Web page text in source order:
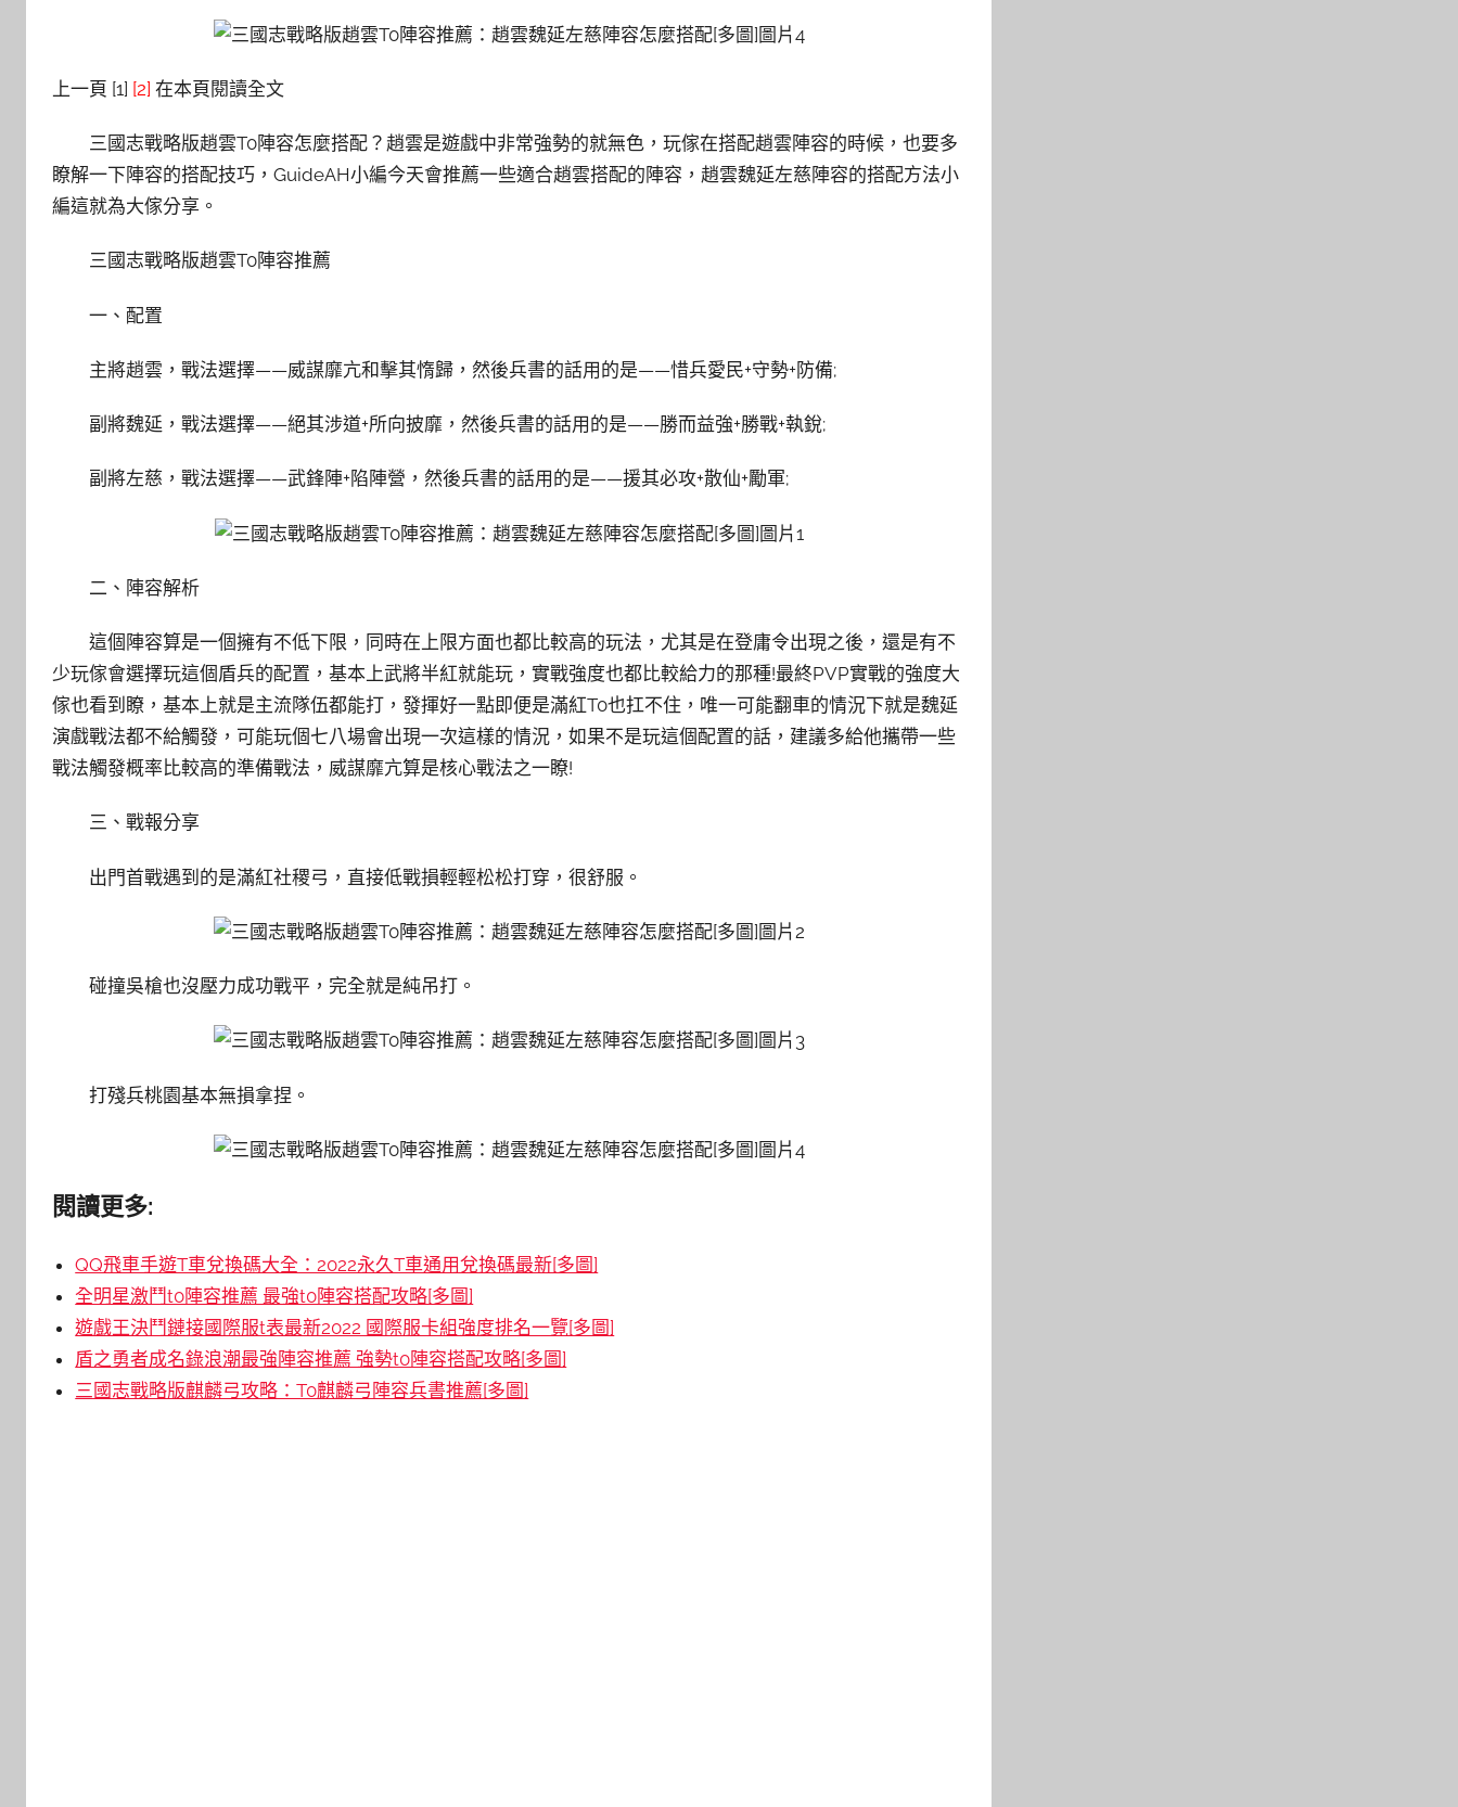
上一頁 [1] [2] 在本頁閱讀全文
三國志戰略版趙雲T0陣容怎麼搭配？趙雲是遊戲中非常強勢的就無色，玩傢在搭配趙雲陣容的時候，也要多
瞭解一下陣容的搭配技巧，GuideAH小編今天會推薦一些適合趙雲搭配的陣容，趙雲魏延左慈陣容的搭配方法小
編這就為大傢分享。
三國志戰略版趙雲T0陣容推薦
一、配置
主將趙雲，戰法選擇——威謀靡亢和擊其惰歸，然後兵書的話用的是——惜兵愛民+守勢+防備;
副將魏延，戰法選擇——絕其涉道+所向披靡，然後兵書的話用的是——勝而益強+勝戰+執銳;
副將左慈，戰法選擇——武鋒陣+陷陣營，然後兵書的話用的是——援其必攻+散仙+勵軍;
二、陣容解析
這個陣容算是一個擁有不低下限，同時在上限方面也都比較高的玩法，尤其是在登庸令出現之後，還是有不
少玩傢會選擇玩這個盾兵的配置，基本上武將半紅就能玩，實戰強度也都比較給力的那種!最終PVP實戰的強度大
傢也看到瞭，基本上就是主流隊伍都能打，發揮好一點即便是滿紅T0也扛不住，唯一可能翻車的情況下就是魏延
演戲戰法都不給觸發，可能玩個七八場會出現一次這樣的情況，如果不是玩這個配置的話，建議多給他攜帶一些
戰法觸發概率比較高的準備戰法，威謀靡亢算是核心戰法之一瞭!
三、戰報分享
出門首戰遇到的是滿紅社稷弓，直接低戰損輕輕松松打穿，很舒服。
碰撞吳槍也沒壓力成功戰平，完全就是純吊打。
打殘兵桃園基本無損拿捏。
閱讀更多:
QQ飛車手遊T車兌換碼大全：2022永久T車通用兌換碼最新[多圖]
全明星激鬥t0陣容推薦 最強t0陣容搭配攻略[多圖]
遊戲王決鬥鏈接國際服t表最新2022 國際服卡組強度排名一覽[多圖]
盾之勇者成名錄浪潮最強陣容推薦 強勢t0陣容搭配攻略[多圖]
三國志戰略版麒麟弓攻略：T0麒麟弓陣容兵書推薦[多圖]